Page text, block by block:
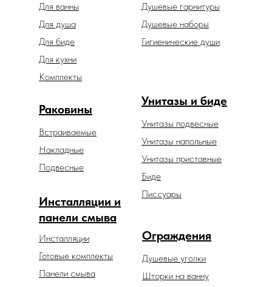
Душевые гарнитуры
Гигиенические души
Душевые наборы
Унитазы и биде
Унитазы подвесные
Унитазы напольные
Унитазы приставные
Раковины
Встраиваемые
Накладные
Подвесные
Для биде
Для ванны
Для душа
Для кухни
Ограждения
Душевые уголки
Шторки на ванну
Биде
Инсталляции и
панели смыва
Инсталляции
Готовые комплекты
Панели смыва
Комплекты
Писсуары